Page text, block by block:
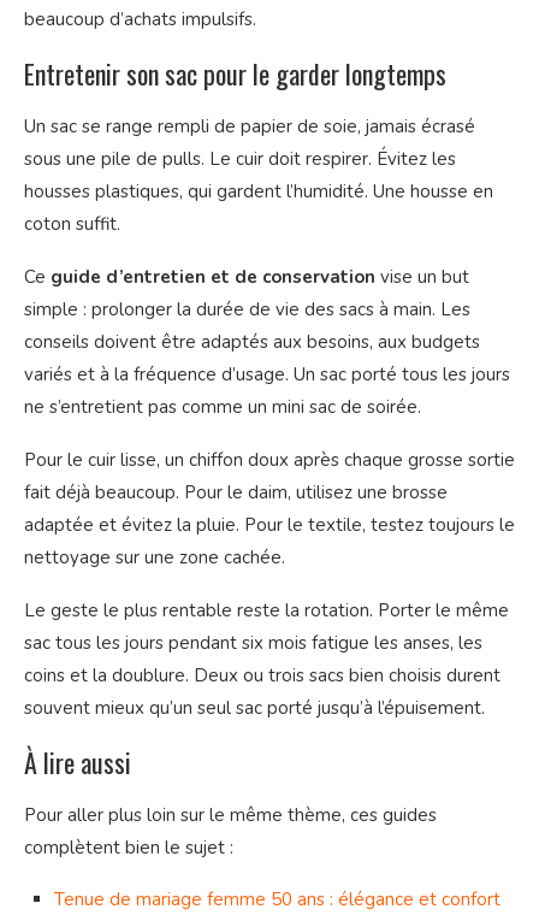
beaucoup d’achats impulsifs.
Entretenir son sac pour le garder longtemps
Un sac se range rempli de papier de soie, jamais écrasé
sous une pile de pulls. Le cuir doit respirer. Évitez les
housses plastiques, qui gardent l’humidité. Une housse en
coton suffit.
Ce guide d’entretien et de conservation vise un but
simple : prolonger la durée de vie des sacs à main. Les
conseils doivent être adaptés aux besoins, aux budgets
variés et à la fréquence d’usage. Un sac porté tous les jours
ne s’entretient pas comme un mini sac de soirée.
Pour le cuir lisse, un chiffon doux après chaque grosse sortie
fait déjà beaucoup. Pour le daim, utilisez une brosse
adaptée et évitez la pluie. Pour le textile, testez toujours le
nettoyage sur une zone cachée.
Le geste le plus rentable reste la rotation. Porter le même
sac tous les jours pendant six mois fatigue les anses, les
coins et la doublure. Deux ou trois sacs bien choisis durent
souvent mieux qu’un seul sac porté jusqu’à l’épuisement.
À lire aussi
Pour aller plus loin sur le même thème, ces guides
complètent bien le sujet :
Tenue de mariage femme 50 ans : élégance et confort